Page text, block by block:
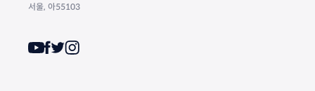
서울, 아55103